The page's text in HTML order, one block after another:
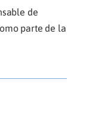
de
parte de la